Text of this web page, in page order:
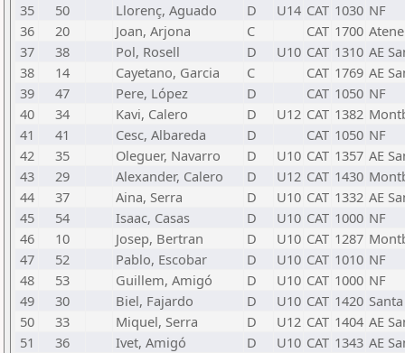
35
50 Llorenç, Aguado D U14 CAT 1030 NF
36
20 Joan, Arjona C CAT 1700
37
38 Pol, Rosell D U10 CAT 1310 AE
38
14 Cayetano, Garcia C CAT 1769 AE
39
47 Pere, López D CAT 1050 NF
40
34 Kavi, Calero D U12 CAT 1382
41
41 Cesc, Albareda D CAT 1050 NF
42
35 Oleguer, Navarro D U10 CAT 1357 AE
43
29 Alexander, Calero D U12 CAT 1430
44
37 Aina, Serra D U10 CAT 1332 AE
45
54 Isaac, Casas D U10 CAT 1000 NF
46
10 Josep, Bertran D U10 CAT 1287
47
52 Pablo, Escobar D U10 CAT 1010 NF
48
53 Guillem, Amigó D U10 CAT 1000 NF
49
30 Biel, Fajardo D U10 CAT 1420
50
33 Miquel, Serra D U12 CAT 1404 AE
51
36 Ivet, Amigó D U10 CAT 1343 AE